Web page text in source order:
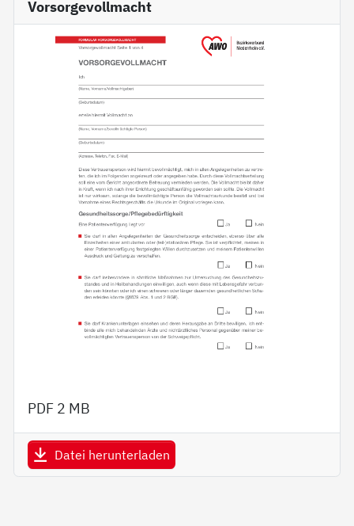
Vorsorgevollmacht
PDF 2 MB
Datei herunterladen